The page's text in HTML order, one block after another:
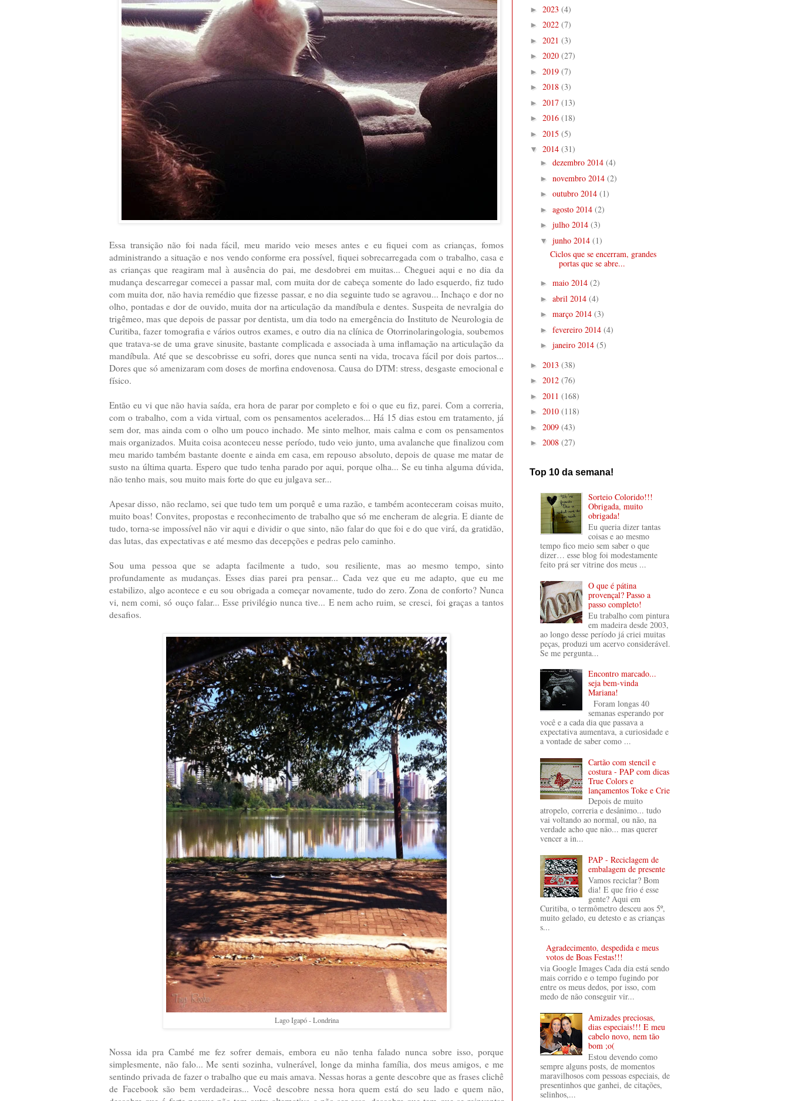
Essa transição não foi nada fácil, meu marido veio meses antes e eu fiquei com as crianças, fomos
administrando a situação e nos vendo conforme era possível, fiquei sobrecarregada com o trabalho, casa e
as crianças que reagiram mal à ausência do pai, me desdobrei em muitas... Cheguei aqui e no dia da
mudança descarregar comecei a passar mal, com muita dor de cabeça somente do lado esquerdo, fiz tudo
com muita dor, não havia remédio que fizesse passar, e no dia seguinte tudo se agravou... Inchaço e dor no
olho, pontadas e dor de ouvido, muita dor na articulação da mandíbula e dentes. Suspeita de nevralgia do
trigêmeo, mas que depois de passar por dentista, um dia todo na emergência do Instituto de Neurologia de
Curitiba, fazer tomografia e vários outros exames, e outro dia na clínica de Otorrinolaringologia, soubemos
que tratava-se de uma grave sinusite, bastante complicada e associada à uma inflamação na articulação da
mandíbula. Até que se descobrisse eu sofri, dores que nunca senti na vida, trocava fácil por dois partos...
Dores que só amenizaram com doses de morfina endovenosa. Causa do DTM: stress, desgaste emocional e
físico.
Então eu vi que não havia saída, era hora de parar por completo e foi o que eu fiz, parei. Com a correria,
com o trabalho, com a vida virtual, com os pensamentos acelerados... Há 15 dias estou em tratamento, já
sem dor, mas ainda com o olho um pouco inchado. Me sinto melhor, mais calma e com os pensamentos
mais organizados. Muita coisa aconteceu nesse período, tudo veio junto, uma avalanche que finalizou com
meu marido também bastante doente e ainda em casa, em repouso absoluto, depois de quase me matar de
susto na última quarta. Espero que tudo tenha parado por aqui, porque olha... Se eu tinha alguma dúvida,
não tenho mais, sou muito mais forte do que eu julgava ser...
Apesar disso, não reclamo, sei que tudo tem um porquê e uma razão, e também aconteceram coisas muito,
muito boas! Convites, propostas e reconhecimento de trabalho que só me encheram de alegria. E diante de
tudo, torna-se impossível não vir aqui e dividir o que sinto, não falar do que foi e do que virá, da gratidão,
das lutas, das expectativas e até mesmo das decepções e pedras pelo caminho.
Sou uma pessoa que se adapta facilmente a tudo, sou resiliente, mas ao mesmo tempo, sinto
profundamente as mudanças. Esses dias parei pra pensar... Cada vez que eu me adapto, que eu me
estabilizo, algo acontece e eu sou obrigada a começar novamente, tudo do zero. Zona de conforto? Nunca
vi, nem comi, só ouço falar... Esse privilégio nunca tive... E nem acho ruim, se cresci, foi graças a tantos
desafios.
Lago Igapó - Londrina
Nossa ida pra Cambé me fez sofrer demais, embora eu não tenha falado nunca sobre isso, porque
simplesmente, não falo... Me senti sozinha, vulnerável, longe da minha família, dos meus amigos, e me
sentindo privada de fazer o trabalho que eu mais amava. Nessas horas a gente descobre que as frases clichê
de Facebook são bem verdadeiras... Você descobre nessa hora quem está do seu lado e quem não,
► 2023 (4)
► 2022 (7)
► 2021 (3)
► 2020 (27)
► 2019 (7)
► 2018 (3)
► 2017 (13)
► 2016 (18)
► 2015 (5)
▼ 2014 (31)
► dezembro 2014 (4)
► novembro 2014 (2)
► outubro 2014 (1)
► agosto 2014 (2)
► julho 2014 (3)
▼ junho 2014 (1)
Ciclos que se encerram, grandes
portas que se abre...
► maio 2014 (2)
► abril 2014 (4)
► março 2014 (3)
► fevereiro 2014 (4)
► janeiro 2014 (5)
► 2013 (38)
► 2012 (76)
► 2011 (168)
► 2010 (118)
► 2009 (43)
► 2008 (27)
Top 10 da semana!
Sorteio Colorido!!!
Obrigada, muito
obrigada!
Eu queria dizer tantas
coisas e ao mesmo
tempo fico meio sem saber o que
dizer… esse blog foi modestamente
feito prá ser vitrine dos meus ...
O que é pátina
provençal? Passo a
passo completo!
Eu trabalho com pintura
em madeira desde 2003,
ao longo desse período já criei muitas
peças, produzi um acervo considerável.
Se me pergunta...
Encontro marcado...
seja bem-vinda
Mariana!
Foram longas 40
semanas esperando por
você e a cada dia que passava a
expectativa aumentava, a curiosidade e
a vontade de saber como ...
Cartão com stencil e
costura - PAP com dicas
True Colors e
lançamentos Toke e Crie
Depois de muito
atropelo, correria e desânimo... tudo
vai voltando ao normal, ou não, na
verdade acho que não... mas querer
vencer a in...
PAP - Reciclagem de
embalagem de presente
Vamos reciclar? Bom
dia! E que frio é esse
gente? Aqui em
Curitiba, o termômetro desceu aos 5º,
muito gelado, eu detesto e as crianças
s...
Agradecimento, despedida e meus
votos de Boas Festas!!!
via Google Images Cada dia está sendo
mais corrido e o tempo fugindo por
entre os meus dedos, por isso, com
medo de não conseguir vir...
Amizades preciosas,
dias especiais!!! E meu
cabelo novo, nem tão
bom ;o(
Estou devendo como
sempre alguns posts, de momentos
maravilhosos com pessoas especiais, de
presentinhos que ganhei, de citações,
selinhos,...